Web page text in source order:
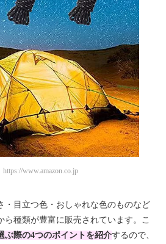
https://www.amazon.co.jp
・目立つ色・おしゃれな色のものなど
ら種類が豊富に販売されています。こ
ぶ際の4つのポイントを紹介するので、